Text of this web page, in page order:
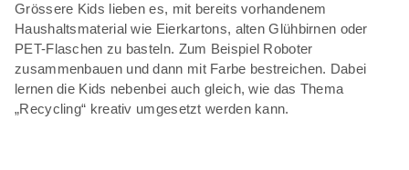
Grössere Kids lieben es, mit bereits vorhandenem
Haushaltsmaterial wie Eierkartons, alten Glühbirnen oder
PET-Flaschen zu basteln. Zum Beispiel Roboter
zusammenbauen und dann mit Farbe bestreichen. Dabei
lernen die Kids nebenbei auch gleich, wie das Thema
„Recycling“ kreativ umgesetzt werden kann.